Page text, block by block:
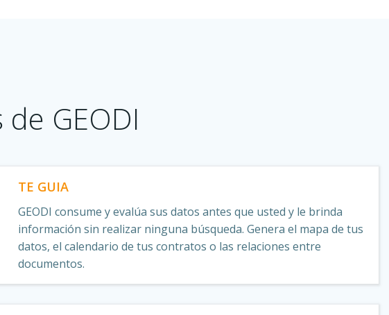
GEODI
TE GUIA
GEODI consume y evalúa sus datos antes que usted y le brinda
información sin realizar ninguna búsqueda. Genera el mapa de tus
datos, el calendario de tus contratos o las relaciones entre
documentos.